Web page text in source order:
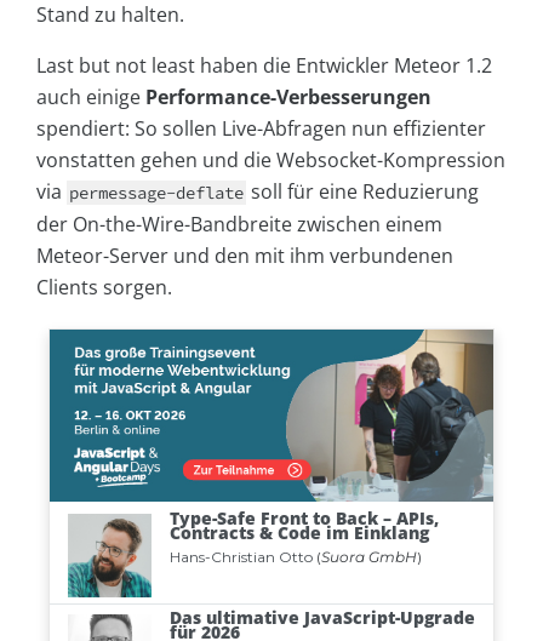
Stand zu halten.
Last but not least haben die Entwickler Meteor 1.2
auch einige Performance-Verbesserungen
spendiert: So sollen Live-Abfragen nun effizienter
vonstatten gehen und die Websocket-Kompression
via permessage-deflate soll für eine Reduzierung
der On-the-Wire-Bandbreite zwischen einem
Meteor-Server und den mit ihm verbundenen
Clients sorgen.